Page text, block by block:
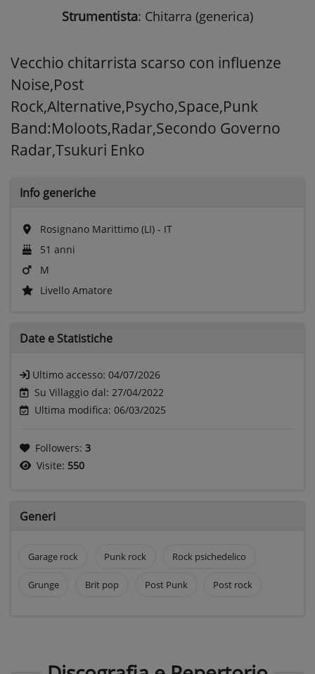
Strumentista: Chitarra (generica)
Vecchio chitarrista scarso con influenze
Noise,Post
Rock,Alternative,Psycho,Space,Punk
Band:Moloots,Radar,Secondo Governo
Radar,Tsukuri Enko
Info generiche
Rosignano Marittimo (LI) - IT
51 anni
M
Livello Amatore
Date e Statistiche
Ultimo accesso: 04/07/2026
Su Villaggio dal: 27/04/2022
Ultima modifica: 06/03/2025
Followers: 3
Visite: 550
Generi
Garage rock Punk rock Rock psichedelico
Grunge Brit pop Post Punk Post rock